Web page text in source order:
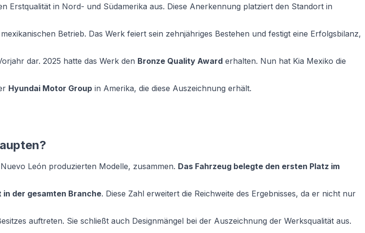
Erstqualität in Nord- und Südamerika aus. Diese Anerkennung platziert den Standort in
Betrieb. Das Werk feiert sein zehnjähriges Bestehen und festigt eine Erfolgsbilanz,
dar. 2025 hatte das Werk den Bronze Quality Award erhalten. Nun hat Kia Mexiko die
Hyundai Motor Group in Amerika, die diese Auszeichnung erhält.
León produzierten Modelle, zusammen. Das Fahrzeug belegte den ersten Platz im
der gesamten Branche. Diese Zahl erweitert die Reichweite des Ergebnisses, da er nicht nur
auftreten. Sie schließt auch Designmängel bei der Auszeichnung der Werksqualität aus.